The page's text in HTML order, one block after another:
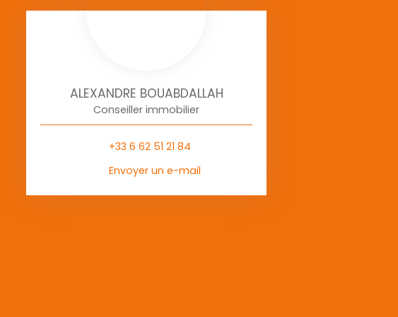
ALEXANDRE BOUABDALLAH
Conseiller immobilier
+33 6 62 51 21 84
Envoyer un e-mail